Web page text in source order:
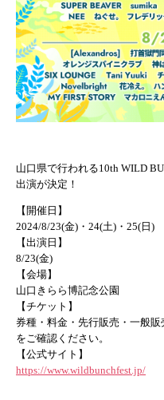
山口県で行われる10th WILD
出演が決定！
【開催日】
2024/8/23(金)・24(土)・25(日)
【出演日】
8/23(金)
【会場】
山口きらら博記念公園
【チケット】
券種・料金・先行販売・一般
をご確認ください。
【公式サイト】
https://www.wildbunchfest.jp/